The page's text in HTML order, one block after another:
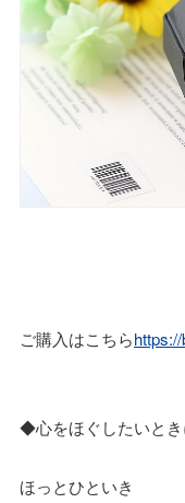
ご購入はこちら
◆心をほぐしたいと
ほっとひといき